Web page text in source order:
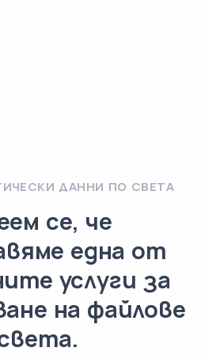
ДАННИ ПО СВЕТА
се, че
една от
услуги за
на файлове